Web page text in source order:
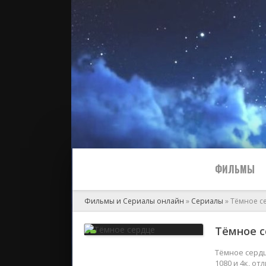
ФИЛЬМЫ
2024
Фильмы и Сериалы онлайн » Сериалы » Тёмное
Тёмное
Тёмное
1080 и 4к,